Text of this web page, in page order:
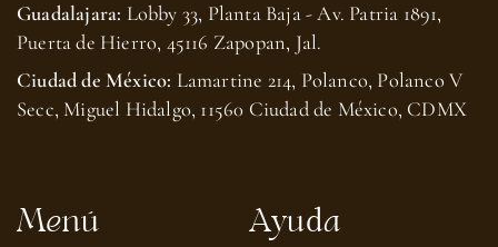
Guadalajara: Lobby 33, Planta Baja - Av. Patria 1891,
Puerta de Hierro, 45116 Zapopan, Jal.
Ciudad de México: Lamartine 214, Polanco, Polanco V
Secc, Miguel Hidalgo, 11560 Ciudad de México, CDMX
Menú Ayuda